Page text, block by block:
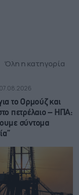
Όλη η κατηγορία
07.08.2026
το Ορμούζ και
πετρέλαιο – ΗΠΑ:
σύντομα